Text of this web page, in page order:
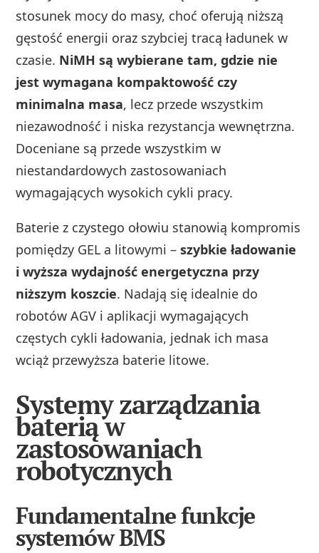
stosunek mocy do masy, choć oferują niższą
gęstość energii oraz szybciej tracą ładunek w
czasie. NiMH są wybierane tam, gdzie nie
jest wymagana kompaktowość czy
minimalna masa, lecz przede wszystkim
niezawodność i niska rezystancja wewnętrzna.
Doceniane są przede wszystkim w
niestandardowych zastosowaniach
wymagających wysokich cykli pracy.
Baterie z czystego ołowiu stanowią kompromis
pomiędzy GEL a litowymi –szybkie ładowanie
i wyższa wydajność energetyczna przy
niższym koszcie. Nadają się idealnie do
robotów AGV i aplikacji wymagających
częstych cykli ładowania, jednak ich masa
wciąż przewyższa baterie litowe.
Systemy zarządzania
baterią w
zastosowaniach
robotycznych
Fundamentalne funkcje
systemów BMS